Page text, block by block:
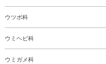
ウツボ科
ウミヘビ科
ウミガメ科